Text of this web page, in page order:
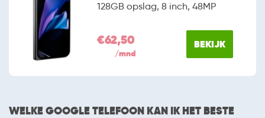
128GB opslag, 8 inch, 48MP
€62,50
/mnd
BEKIJK
WELKE GOOGLE TELEFOON KAN IK HET BESTE